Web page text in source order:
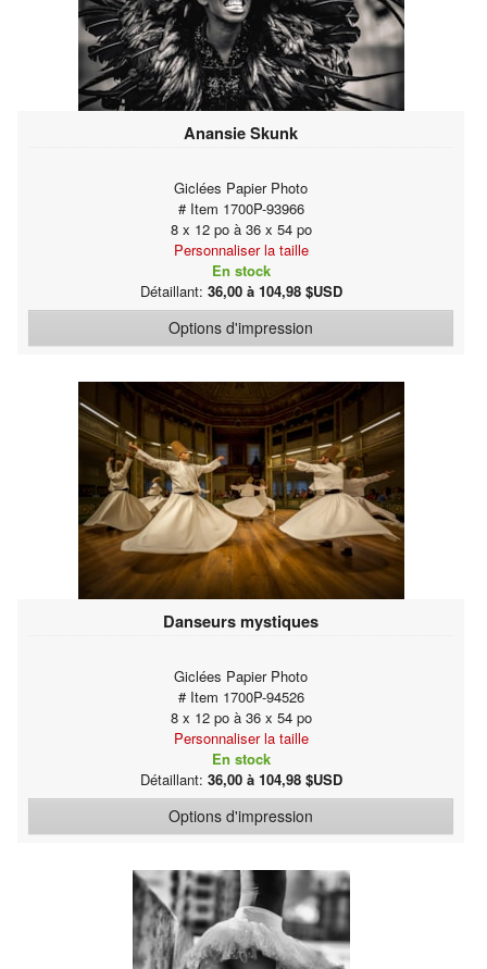
Anansie Skunk
Giclées Papier Photo
# Item 1700P-93966
8 x 12 po à 36 x 54 po
Personnaliser la taille
En stock
Détaillant: 36,00 à 104,98 $USD
Options d'impression
Danseurs mystiques
Giclées Papier Photo
# Item 1700P-94526
8 x 12 po à 36 x 54 po
Personnaliser la taille
En stock
Détaillant: 36,00 à 104,98 $USD
Options d'impression